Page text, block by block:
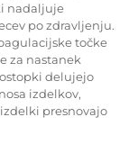
nadaljuje
po zdravljenju.
točke
za nastanek
delujejo
izdelkov,
presnovajo